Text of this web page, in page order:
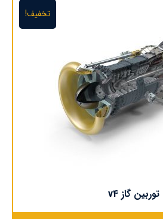
تخفیف!
توربین گاز v4